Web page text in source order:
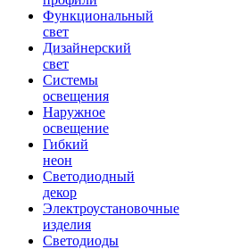
Функциональный
свет
Дизайнерский
свет
Системы
освещения
Наружное
освещение
Гибкий
неон
Светодиодный
декор
Электроустановочные
изделия
Светодиоды